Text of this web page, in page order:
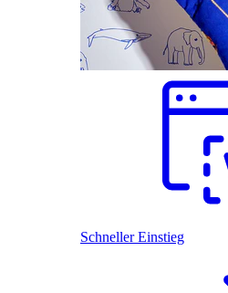
Schneller Einstieg